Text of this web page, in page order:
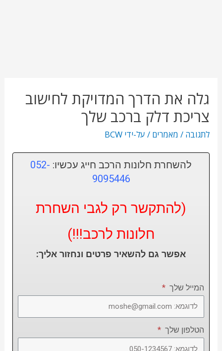
גלה את הדרך המדויקת לחישוב
צריכת דלק ברכב שלך
לתגובה / מאמרים / על-ידי BCW
להשחרת חלונות הרכב חייג עכשיו: 052-
9095446
(להתקשר רק לגבי השחרת
חלונות לרכב!!!)
אפשר גם להשאיר פרטים ונחזור אליך:
המייל שלך
הטלפון שלך